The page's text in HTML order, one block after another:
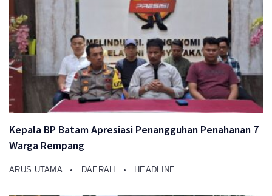
Kepala BP Batam Apresiasi Penangguhan Penahanan 7
Warga Rempang
ARUS UTAMA DAERAH HEADLINE